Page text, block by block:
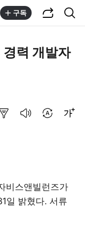
구독
력 개발자
비스앤빌런즈가
일 밝혔다. 서류